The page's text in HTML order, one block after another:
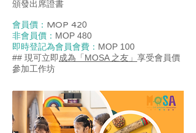
頒發出席證書
會員價： MOP 420
非會員價： MOP 480
即時登記為會員會費： MOP 100
## 現可立即成為「MOSA 之友」 享受會員價
參加工作坊